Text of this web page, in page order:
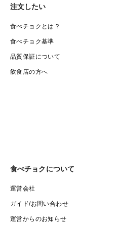
注文したい
食べチョクとは？
食べチョク基準
品質保証について
飲食店の方へ
食べチョクについて
運営会社
ガイド/お問い合わせ
運営からのお知らせ